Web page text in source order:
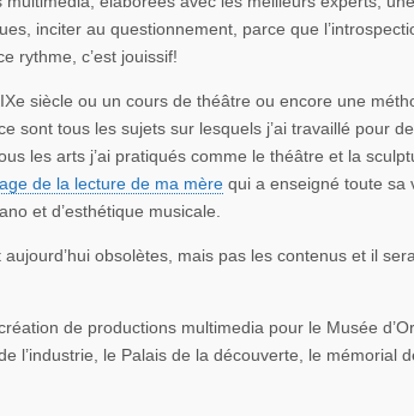
inciter au questionnement, parce que
rythme, c’est jouissif!
siècle ou un cours de théâtre ou encore une
sont tous les sujets sur lesquels j’ai travaillé pour
les arts j’ai pratiqués comme le théâtre et la
de la lecture de ma mère qui a enseigné toute sa
et d’esthétique musicale.
obsolètes, mais pas les contenus et il
de productions multimedia pour le Musée
l’industrie, le Palais de la découverte, le mémorial